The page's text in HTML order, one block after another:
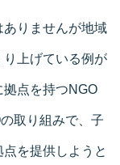
ありませんが地域
上げている例が
点を持つNGO
取り組みで、子
を提供しようと